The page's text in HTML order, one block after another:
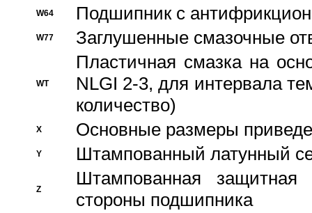
W64 Подшипник с
W77 Заглушенные смазочные
WT
Пластичная смазка на
NLGI 2-3, для интервала
количество)
X Основные размеры
Y Штампованный латунный
Z
Штампованная
стороны подшипника